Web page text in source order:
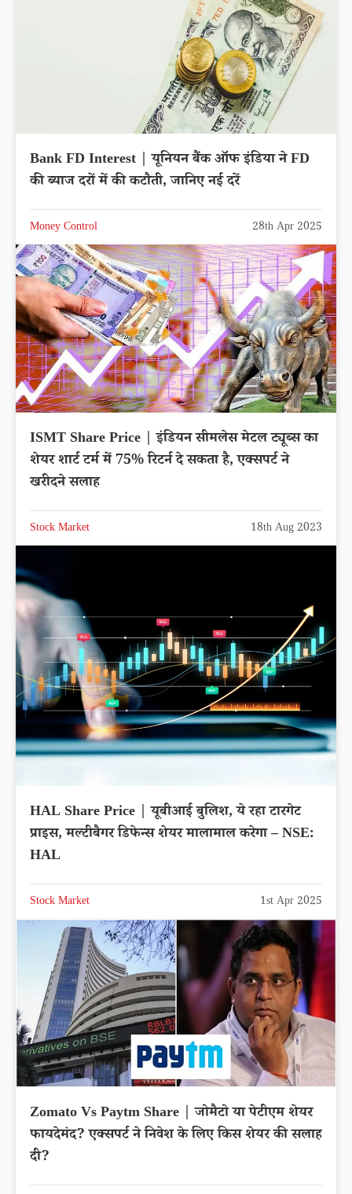
Bank FD Interest | यूनियन बैंक ऑफ इंडिया ने FD
की ब्याज दरों में की कटौती, जानिए नई दरें
Money Control 28th Apr 2025
ISMT Share Price | इंडियन सीमलेस मेटल ट्यूब्स का
शेयर शार्ट टर्म में 75% रिटर्न दे सकता है, एक्सपर्ट ने
खरीदने सलाह
Stock Market 18th Aug 2023
HAL Share Price | यूबीआई बुलिश, ये रहा टारगेट
प्राइस, मल्टीबैगर डिफेन्स शेयर मालामाल करेगा – NSE:
HAL
Stock Market 1st Apr 2025
Zomato Vs Paytm Share | जोमैटो या पेटीएम शेयर
फायदेमंद? एक्सपर्ट ने निवेश के लिए किस शेयर की सलाह
दी?